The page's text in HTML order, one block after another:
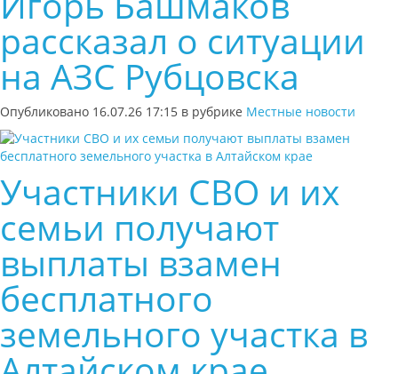
рассказал о ситуации
на АЗС Рубцовска
Опубликовано 16.07.26 17:15 в рубрике Местные новости
Участники СВО и их
семьи получают
выплаты взамен
бесплатного
земельного участка в